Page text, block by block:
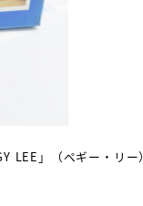
LEE」（ペギー・リー